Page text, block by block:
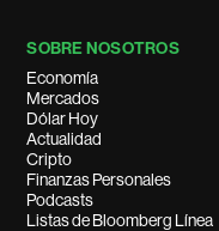
SOBRE NOSOTROS
Economía
Mercados
Dólar Hoy
Actualidad
Cripto
Finanzas Personales
Podcasts
Listas de Bloomberg Línea